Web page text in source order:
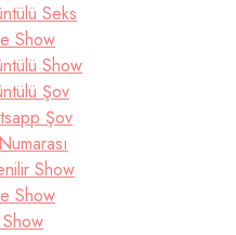
Seks
Show
Show
Şov
Şov
Show
Show